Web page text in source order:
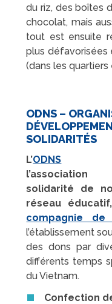
du riz, des boîtes
chocolat, mais
tout est ensuite
plus défavorisées
(dans les quartiers
ODNS –
SOLIDARITÉS
L’ODNS
l’association
solidarité de
réseau
compagnie de
l’établissement
des dons par
différents temps
du Vietnam.
Confection